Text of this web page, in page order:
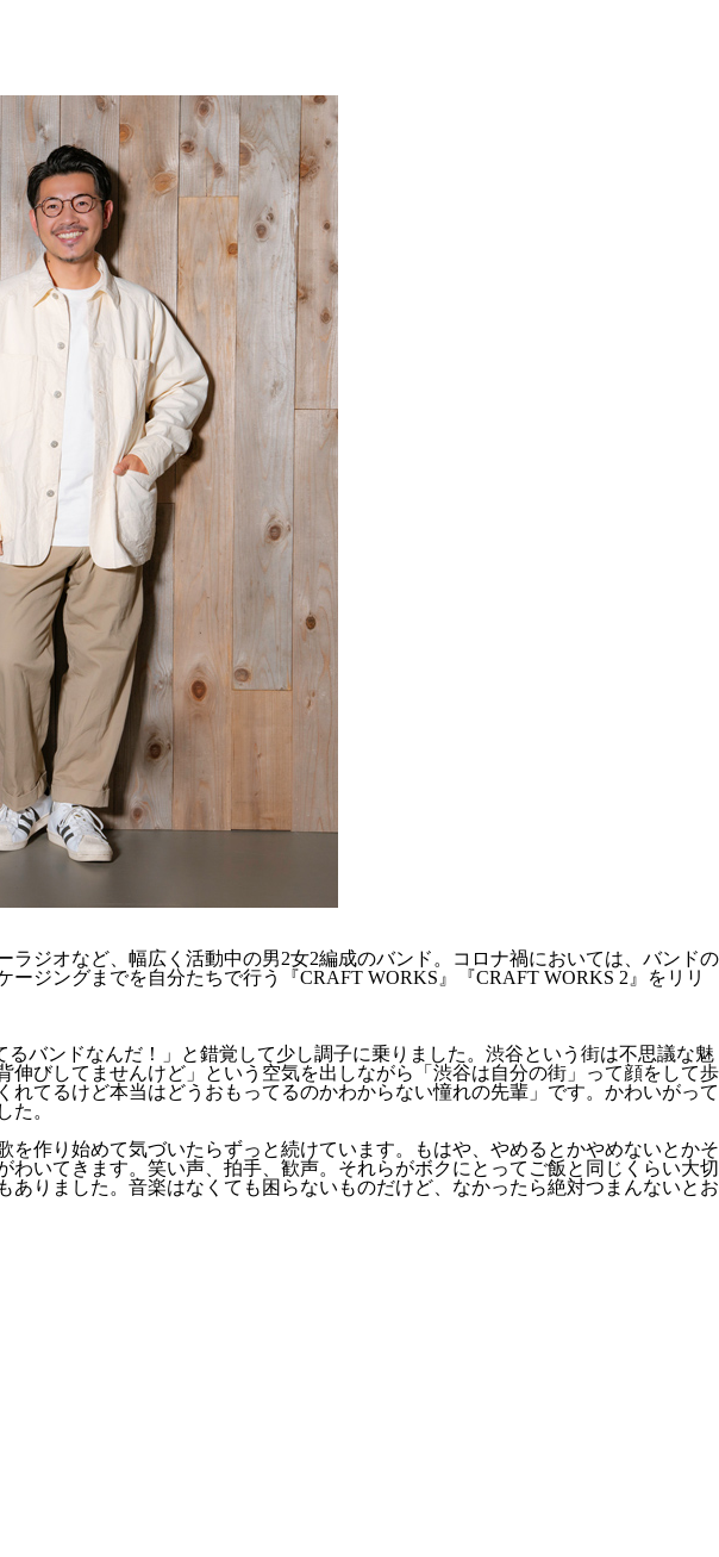
ジオなど、幅広く活動中の男2女2編成のバンド。コロナ禍においては、バンドの
ジングまでを自分たちで行う『CRAFT WORKS』『CRAFT WORKS 2』をリリ
バンドなんだ！」と錯覚して少し調子に乗りました。渋谷という街は不思議な魅
びしてませんけど」という空気を出しながら「渋谷は自分の街」って顔をして歩
てるけど本当はどうおもってるのかわからない憧れの先輩」です。かわいがって
た。
作り始めて気づいたらずっと続けています。もはや、やめるとかやめないとかそ
いてきます。笑い声、拍手、歓声。それらがボクにとってご飯と同じくらい大切
りました。音楽はなくても困らないものだけど、なかったら絶対つまんないとお